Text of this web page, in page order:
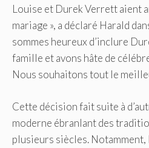
Louise et Durek Verrett aient
mariage », a déclaré Harald
sommes heureux d’inclure
famille et avons hâte de
Nous souhaitons tout le
Cette décision fait suite à
moderne ébranlant des
plusieurs siècles.